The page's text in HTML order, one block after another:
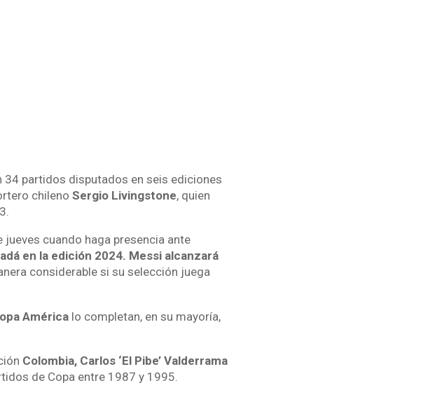
partidos disputados en seis ediciones
chileno Sergio Livingstone, quien
jueves cuando haga presencia ante
en la edición 2024. Messi alcanzará
considerable si su selección juega
Américalo completan, en su mayoría,
Colombia, Carlos ‘El Pibe’ Valderrama
de Copa entre 1987 y 1995.